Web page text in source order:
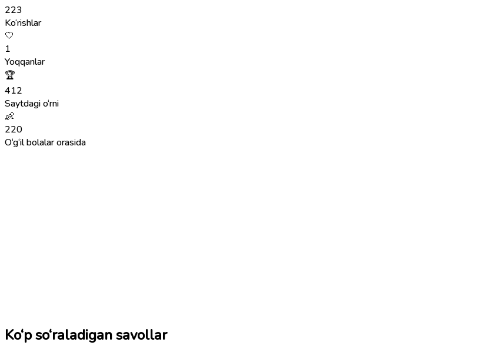
223
Ko‘rishlar
🤍
1
Yoqqanlar
🏆
412
Saytdagi o‘rni
👶
220
O‘g‘il bolalar orasida
Ko‘p so‘raladigan savollar